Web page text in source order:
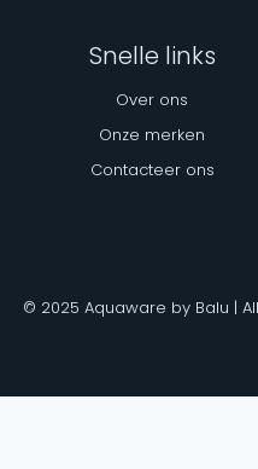
Snelle links
Over ons
Onze merken
Contacteer ons
© 2025 Aquaware by Balu |